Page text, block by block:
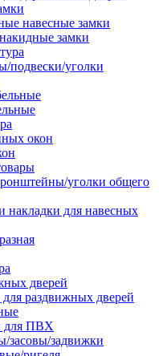
навесные замки
замки
подвески/уголки
окон
уголки общего
для навесных
дверей
раздвижных дверей
для ПВХ
засовы/задвижки